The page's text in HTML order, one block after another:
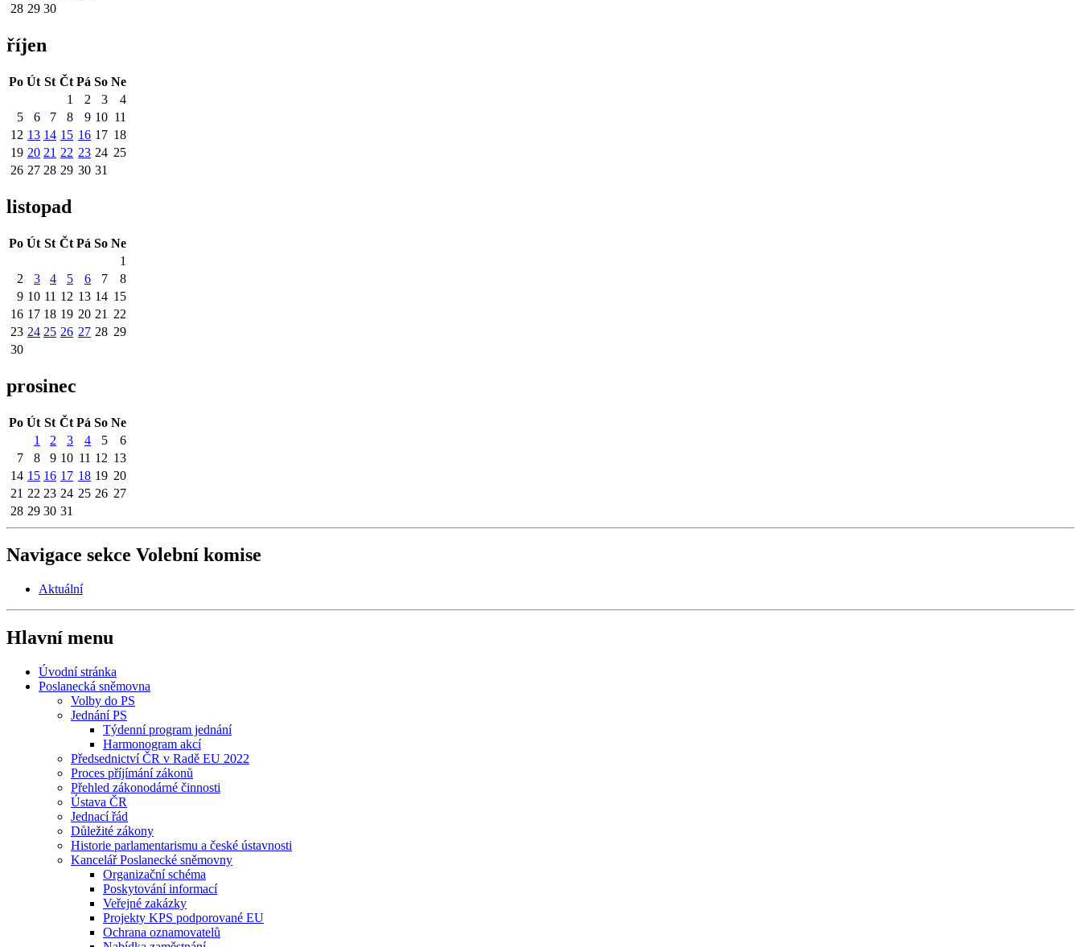
28 29 30
říjen
Po Út St Čt Pá So Ne
1
2 3
4
5
6 7 8 9 10 11
12 13 14 15 16 17 18
19 20 21 22 23 24 25
26 27 28 29 30 31
listopad
Po Út St Čt Pá So Ne
1
2
3 4 5 6 7
8
9 10 11 12 13 14 15
16 17 18 19 20 21
22
23 24 25 26 27 28 29
30
prosinec
Po Út St Čt Pá So Ne
1
2 3 4 5
6
7
8 9 10 11 12 13
14 15 16 17 18 19 20
21 22 23 24 25 26 27
28 29 30 31
Navigace sekce Volební komise
Aktuální
Hlavní menu
Úvodní stránka
Poslanecká sněmovna
Volby do PS
Jednání PS
Týdenní program jednání
Harmonogram akcí
Předsednictví ČR v Radě EU 2022
Proces příjímání zákonů
Přehled zákonodárné činnosti
Ústava ČR
Jednací řád
Důležité zákony
Historie parlamentarismu a české ústavnosti
Kancelář Poslanecké sněmovny
Organizační schéma
Poskytování informací
Veřejné zakázky
Projekty KPS podporované EU
Ochrana oznamovatelů